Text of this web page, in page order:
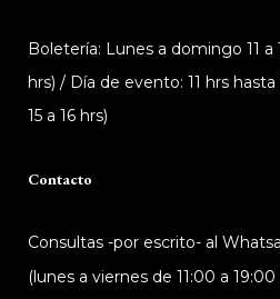
Boletería: Lunes a domingo 11 a
hrs) / Día de evento: 11 hrs
15 a 16 hrs)
Contacto
Consultas -por escrito- al
(lunes a viernes de 11:00 a 19:00